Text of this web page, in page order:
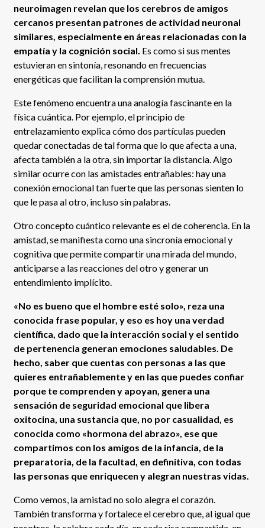
neuroimagen revelan que los cerebros de amigos
cercanos presentan patrones de actividad neuronal
similares, especialmente en áreas relacionadas con la
empatía y la cognición social. Es como si sus mentes
estuvieran en sintonía, resonando en frecuencias
energéticas que facilitan la comprensión mutua.
Este fenómeno encuentra una analogía fascinante en la
física cuántica. Por ejemplo, el principio de
entrelazamiento explica cómo dos partículas pueden
quedar conectadas de tal forma que lo que afecta a una,
afecta también a la otra, sin importar la distancia. Algo
similar ocurre con las amistades entrañables: hay una
conexión emocional tan fuerte que las personas sienten lo
que le pasa al otro, incluso sin palabras.
Otro concepto cuántico relevante es el de coherencia. En la
amistad, se manifiesta como una sincronía emocional y
cognitiva que permite compartir una mirada del mundo,
anticiparse a las reacciones del otro y generar un
entendimiento implícito.
«No es bueno que el hombre esté solo», reza una
conocida frase popular, y eso es hoy una verdad
científica, dado que la interacción social y el sentido
de pertenencia generan emociones saludables. De
hecho, saber que cuentas con personas a las que
quieres entrañablemente y en las que puedes confiar
porque te comprenden y apoyan, genera una
sensación de seguridad emocional que libera
oxitocina, una sustancia que, no por casualidad, es
conocida como «hormona del abrazo», ese que
compartimos con los amigos de la infancia, de la
preparatoria, de la facultad, en definitiva, con todas
las personas que enriquecen y alegran nuestras vidas.
Como vemos, la amistad no solo alegra el corazón.
También transforma y fortalece el cerebro que, al igual que